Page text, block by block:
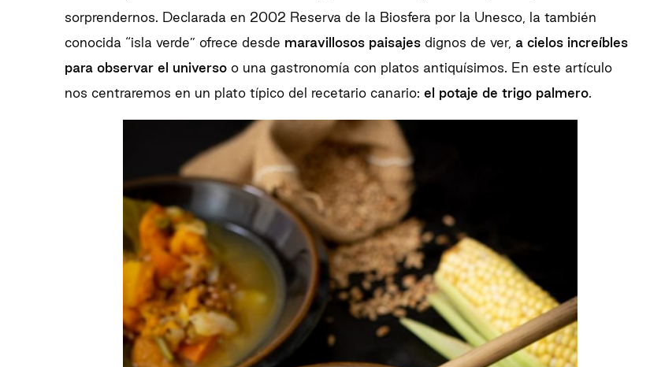
sorprendernos. Declarada en 2002 Reserva de la Biosfera por la Unesco, la también
conocida “isla verde” ofrece desde maravillosos paisajes dignos de ver, a cielos increíbles
para observar el universo o una gastronomía con platos antiquísimos. En este artículo
nos centraremos en un plato típico del recetario canario: el potaje de trigo palmero